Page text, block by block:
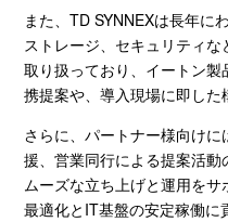
また、TD SYNNEXは長年に
ストレージ、セキュリティ
取り扱っており、イートン製
携提案や、導入現場に即した
さらに、パートナー様向け
援、営業同行による提案活
ムーズな立ち上げと運用を
最適化と IT基盤の安定稼働に